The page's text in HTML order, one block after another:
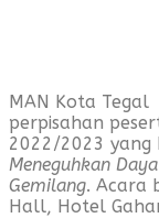
MAN Kota
perpisahan
2022/2023 yang
Meneguhkan
Gemilang. Acara
Hall, Hotel